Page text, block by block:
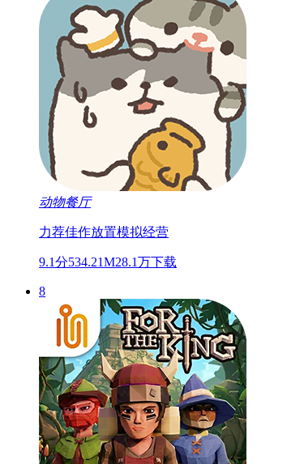
动物餐厅
力荐佳作放置模拟经营
9.1分534.21M28.1万下载
8